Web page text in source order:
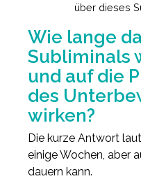
über dieses
Wie lange
Subliminals
und auf die
des
wirken?
Die kurze Antwort
einige Wochen, aber
dauern kann.